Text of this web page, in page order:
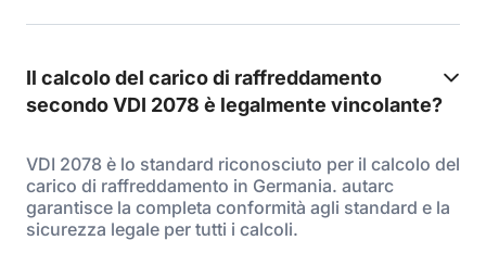
Il calcolo del carico di raffreddamento
secondo VDI 2078 è legalmente vincolante?
VDI 2078 è lo standard riconosciuto per il calcolo del
carico di raffreddamento in Germania. autarc
garantisce la completa conformità agli standard e la
sicurezza legale per tutti i calcoli.